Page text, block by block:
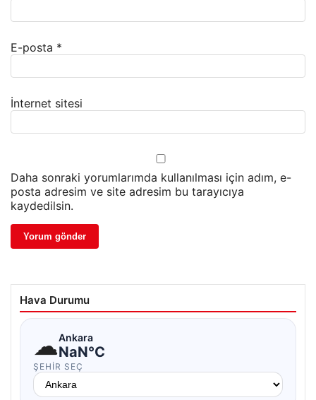
E-posta *
İnternet sitesi
Daha sonraki yorumlarımda kullanılması için adım, e-
posta adresim ve site adresim bu tarayıcıya
kaydedilsin.
Hava Durumu
☁Ankara
NaN°C
ŞEHIR SEÇ